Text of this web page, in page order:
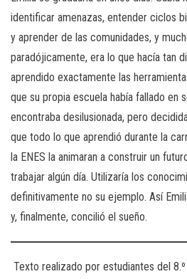
identificar amenazas, entender ciclos
y aprender de las comunidades, y
paradójicamente, era lo que hacía tan
aprendido exactamente las
que su propia escuela había fallado en
encontraba desilusionada, pero
que todo lo que aprendió durante la
la ENES la animaran a construir un
trabajar algún día. Utilizaría los
definitivamente no su ejemplo. Así
y, finalmente, concilió el sueño.
Texto realizado por estudiantes del